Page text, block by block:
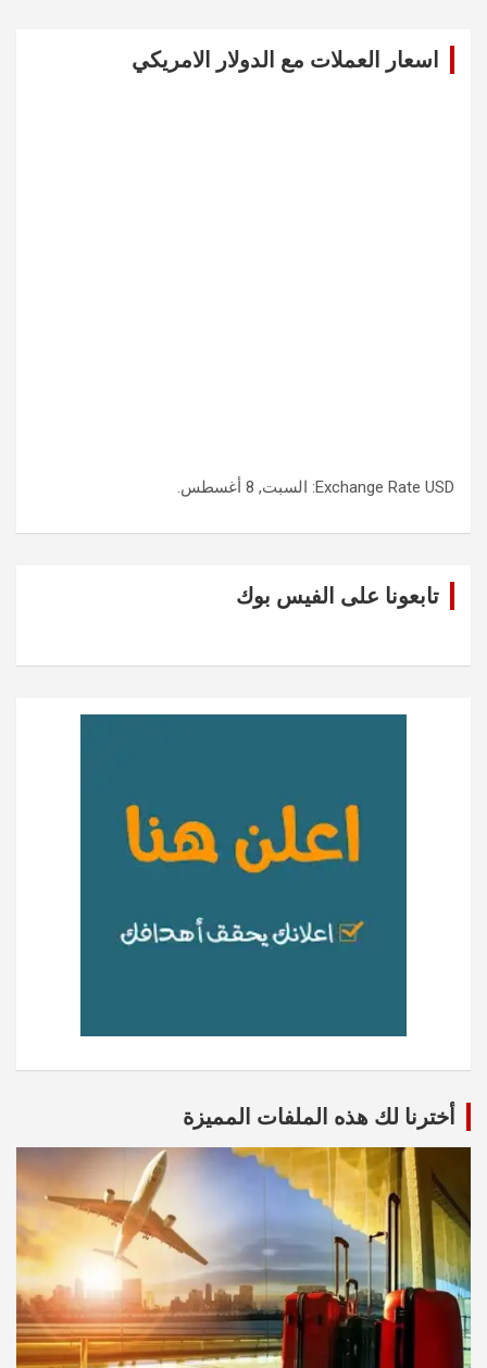
اسعار العملات مع الدولار الامريكي
Exchange Rate USD : السبت, 8 أغسطس.
تابعونا على الفيس بوك
أخترنا لك هذه الملفات المميزة